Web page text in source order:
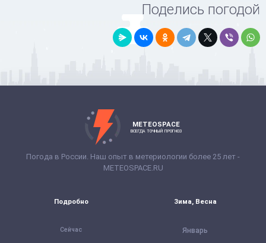
Поделись погодой
METEOSPACE
ВСЕГДА ТОЧНЫЙ ПРОГНОЗ
Погода в России. Наш опыт в метериологии более 25 лет -
METEOSPACE.RU
Подробно
Сейчас
Зима, Весна
Январь